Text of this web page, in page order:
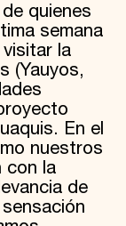
quienes
semana
la
(Yauyos,
En el
nuestros
con la
de